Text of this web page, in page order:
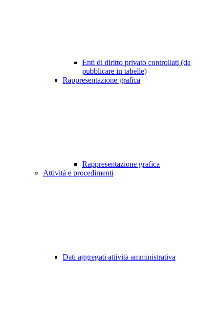
Enti di diritto privato controllati (da
pubblicare in tabelle)
Rappresentazione grafica
Rappresentazione grafica
Attività e procedimenti
Dati aggregati attività amministrativa